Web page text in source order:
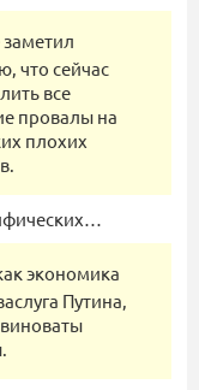
что сейчас
все
провалы на
плохих
экономика
Путина,